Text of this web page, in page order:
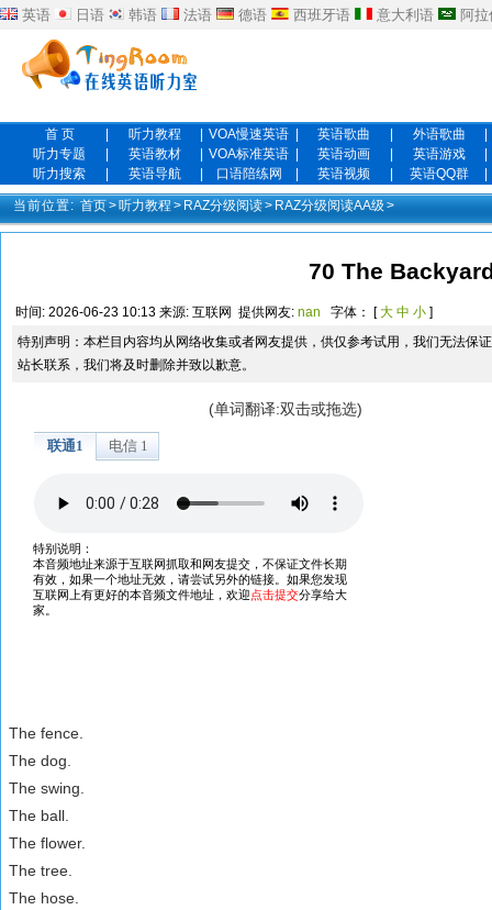
英语 日语 韩语 法语 德语 西班牙语 意大利语 阿
首 页 听力教程 VOA慢速英语 英语歌曲 外语歌曲
听力专题
英语教材 VOA标准英语 英语动画 英语游戏
听力搜索
英语导航 口语陪练网 英语视频 英语QQ群
当前位置: 首页>听力教程 > RAZ分级阅读> RAZ分级阅读AA级 >
70 The
时间: 2026-06-23 10:13 来源: 互联网 提供网友: nan 字体： [大 中 小 ]
特别声明：本栏目内容均从网络收集或者网友提供，供仅参考试用，我们无法保
站长联系，我们将及时删除并致以歉意。
(单词翻译:双击或拖选)
The fence.
The dog.
The swing.
The ball.
The flower.
The tree.
The hose.